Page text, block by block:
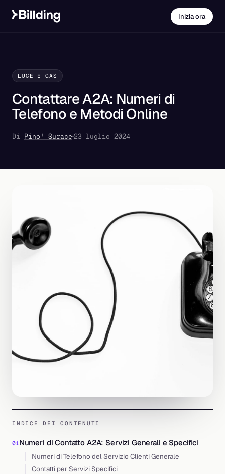
Inizia ora
LUCE E GAS
Contattare A2A: Numeri di
Telefono e Metodi Online
Di Pino' Surace 23 luglio 2024
INDICE DEI CONTENUTI
Numeri di Contatto A2A: Servizi Generali e Specifici
Numeri di Telefono del Servizio Clienti Generale
Contatti per Servizi Specifici